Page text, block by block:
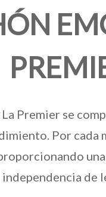
Premier se
Por cada
independencia de